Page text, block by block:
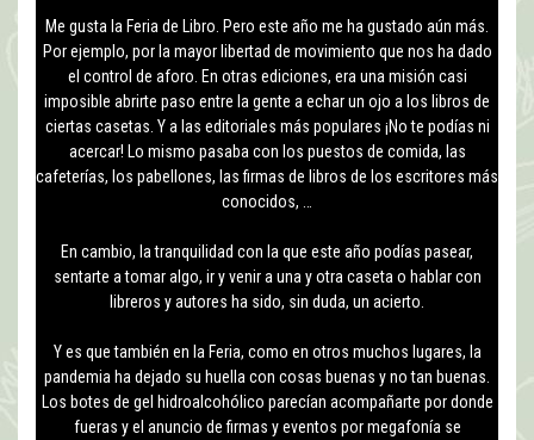
Me gusta la Feria de Libro. Pero este año me ha gustado aún más.
Por ejemplo, por la mayor libertad de movimiento que nos ha dado
el control de aforo. En otras ediciones, era una misión casi
imposible abrirte paso entre la gente a echar un ojo a los libros de
ciertas casetas. Y a las editoriales más populares ¡No te podías ni
acercar! Lo mismo pasaba con los puestos de comida, las
cafeterías, los pabellones, las firmas de libros de los escritores más
conocidos, …
En cambio, la tranquilidad con la que este año podías pasear,
sentarte a tomar algo, ir y venir a una y otra caseta o hablar con
libreros y autores ha sido, sin duda, un acierto.
Y es que también en la Feria, como en otros muchos lugares, la
pandemia ha dejado su huella con cosas buenas y no tan buenas.
Los botes de gel hidroalcohólico parecían acompañarte por donde
fueras y el anuncio de firmas y eventos por megafonía se